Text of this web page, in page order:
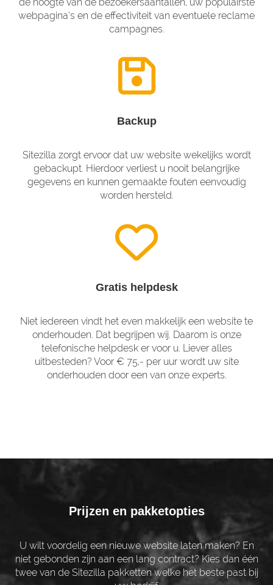
webpagina’s en de effectiviteit van eventuele reclame
campagnes.
Backup
Sitezilla zorgt ervoor dat uw website wekelijks wordt
gebackupt. Hierdoor verliest u nooit belangrijke
gegevens en kunnen gemaakte fouten eenvoudig
worden hersteld.
Gratis helpdesk
Niet iedereen vindt het even makkelijk een website te
onderhouden. Dat begrijpen wij. Daarom is onze
telefonische helpdesk er voor u. Liever alles
uitbesteden? Voor € 75,- per uur wordt uw site
onderhouden door een van onze experts.
Prijzen en pakketopties
U wilt voordelig een nieuwe website laten maken? En
niet gebonden zijn aan een lang contract? Kies dan één
twee van de Sitezilla pakketten welke het beste past bij